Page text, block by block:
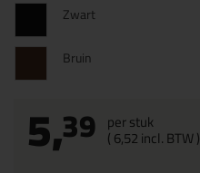
Zwart
Bruin
5,39 per stuk
(6,52incl. BTW )